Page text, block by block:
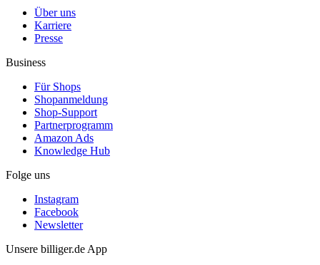
Über uns
Karriere
Presse
Business
Für Shops
Shopanmeldung
Shop-Support
Partnerprogramm
Amazon Ads
Knowledge Hub
Folge uns
Instagram
Facebook
Newsletter
Unsere billiger.de App